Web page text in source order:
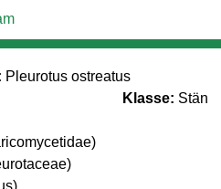
Pleurotus ostreatus
Klasse: Stän